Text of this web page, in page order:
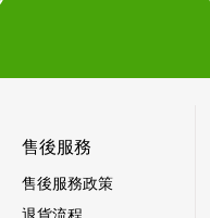
售後服務
售後服務政策